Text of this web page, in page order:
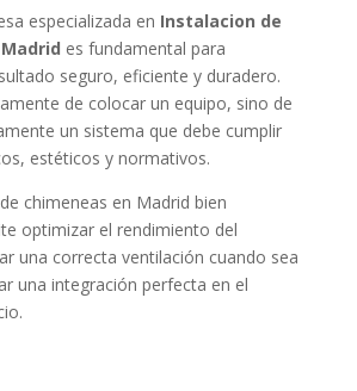
especializada en Instalacion de
es fundamental para
seguro, eficiente y duradero.
de colocar un equipo, sino de
un sistema que debe cumplir
estéticos y normativos.
chimeneas en Madrid bien
optimizar el rendimiento del
una correcta ventilación cuando sea
una integración perfecta en el